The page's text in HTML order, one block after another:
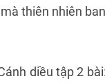
thiên nhiên
diều tập 2